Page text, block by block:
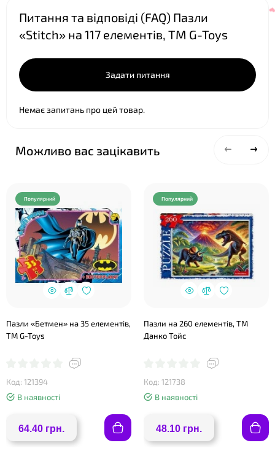
Питання та відповіді (FAQ) Пазли
«Stitch» на 117 елементів, ТМ G-Toys
Задати питання
Немає запитань про цей товар.
Можливо вас зацікавить
Популярний
Пазли «Бетмен» на 35 елементів,
ТМ G-Toys
Код: 121394
В наявності
64.40 грн.
Популярний
Пазли на 260 елементів, ТМ
Данко Тойс
Код: 121738
В наявності
48.10 грн.